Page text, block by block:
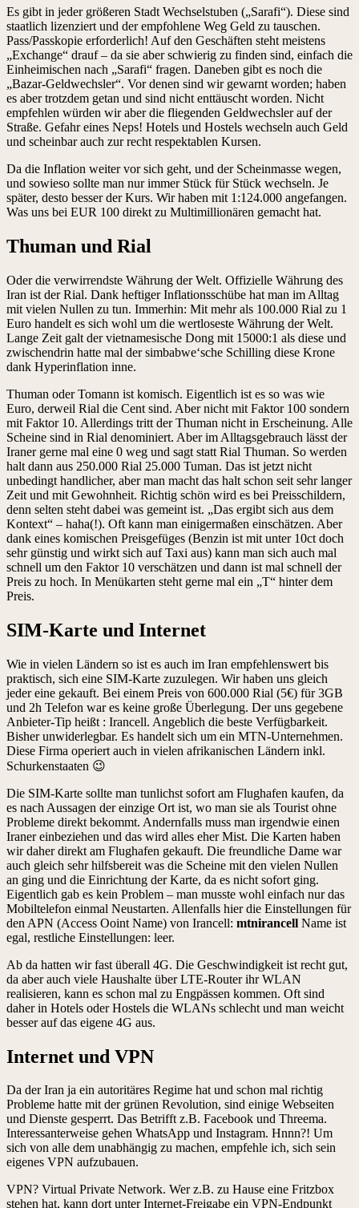
Es gibt in jeder größeren Stadt Wechselstuben („Sarafi“). Diese sind
staatlich lizenziert und der empfohlene Weg Geld zu tauschen.
Pass/Passkopie erforderlich! Auf den Geschäften steht meistens
„Exchange“ drauf – da sie aber schwierig zu finden sind, einfach die
Einheimischen nach „Sarafi“ fragen. Daneben gibt es noch die
„Bazar-Geldwechsler“. Vor denen sind wir gewarnt worden; haben
es aber trotzdem getan und sind nicht enttäuscht worden. Nicht
empfehlen würden wir aber die fliegenden Geldwechsler auf der
Straße. Gefahr eines Neps! Hotels und Hostels wechseln auch Geld
und scheinbar auch zur recht respektablen Kursen.
Da die Inflation weiter vor sich geht, und der Scheinmasse wegen,
und sowieso sollte man nur immer Stück für Stück wechseln. Je
später, desto besser der Kurs. Wir haben mit 1:124.000 angefangen.
Was uns bei EUR 100 direkt zu Multimillionären gemacht hat.
Thuman und Rial
Oder die verwirrendste Währung der Welt. Offizielle Währung des
Iran ist der Rial. Dank heftiger Inflationsschübe hat man im Alltag
mit vielen Nullen zu tun. Immerhin: Mit mehr als 100.000 Rial zu 1
Euro handelt es sich wohl um die wertloseste Währung der Welt.
Lange Zeit galt der vietnamesische Dong mit 15000:1 als diese und
zwischendrin hatte mal der simbabwe‘sche Schilling diese Krone
dank Hyperinflation inne.
Thuman oder Tomann ist komisch. Eigentlich ist es so was wie
Euro, derweil Rial die Cent sind. Aber nicht mit Faktor 100 sondern
mit Faktor 10. Allerdings tritt der Thuman nicht in Erscheinung. Alle
Scheine sind in Rial denominiert. Aber im Alltagsgebrauch lässt der
Iraner gerne mal eine 0 weg und sagt statt Rial Thuman. So werden
halt dann aus 250.000 Rial 25.000 Tuman. Das ist jetzt nicht
unbedingt handlicher, aber man macht das halt schon seit sehr langer
Zeit und mit Gewohnheit. Richtig schön wird es bei Preisschildern,
denn selten steht dabei was gemeint ist. „Das ergibt sich aus dem
Kontext“ – haha(!). Oft kann man einigermaßen einschätzen. Aber
dank eines komischen Preisgefüges (Benzin ist mit unter 10ct doch
sehr günstig und wirkt sich auf Taxi aus) kann man sich auch mal
schnell um den Faktor 10 verschätzen und dann ist mal schnell der
Preis zu hoch. In Menükarten steht gerne mal ein „T“ hinter dem
Preis.
SIM-Karte und Internet
Wie in vielen Ländern so ist es auch im Iran empfehlenswert bis
praktisch, sich eine SIM-Karte zuzulegen. Wir haben uns gleich
jeder eine gekauft. Bei einem Preis von 600.000 Rial (5€) für 3GB
und 2h Telefon war es keine große Überlegung. Der uns gegebene
Anbieter-Tip heißt : Irancell. Angeblich die beste Verfügbarkeit.
Bisher unwiderlegbar. Es handelt sich um ein MTN-Unternehmen.
Diese Firma operiert auch in vielen afrikanischen Ländern inkl.
Schurkenstaaten 😉
Die SIM-Karte sollte man tunlichst sofort am Flughafen kaufen, da
es nach Aussagen der einzige Ort ist, wo man sie als Tourist ohne
Probleme direkt bekommt. Andernfalls muss man irgendwie einen
Iraner einbeziehen und das wird alles eher Mist. Die Karten haben
wir daher direkt am Flughafen gekauft. Die freundliche Dame war
auch gleich sehr hilfsbereit was die Scheine mit den vielen Nullen
an ging und die Einrichtung der Karte, da es nicht sofort ging.
Eigentlich gab es kein Problem – man musste wohl einfach nur das
Mobiltelefon einmal Neustarten. Allenfalls hier die Einstellungen für
den APN (Access Ooint Name) von Irancell: mtnirancell Name ist
egal, restliche Einstellungen: leer.
Ab da hatten wir fast überall 4G. Die Geschwindigkeit ist recht gut,
da aber auch viele Haushalte über LTE-Router ihr WLAN
realisieren, kann es schon mal zu Engpässen kommen. Oft sind
daher in Hotels oder Hostels die WLANs schlecht und man weicht
besser auf das eigene 4G aus.
Internet und VPN
Da der Iran ja ein autoritäres Regime hat und schon mal richtig
Probleme hatte mit der grünen Revolution, sind einige Webseiten
und Dienste gesperrt. Das Betrifft z.B. Facebook und Threema.
Interessanterweise gehen WhatsApp und Instagram. Hnnn?! Um
sich von alle dem unabhängig zu machen, empfehle ich, sich sein
eigenes VPN aufzubauen.
VPN? Virtual Private Network. Wer z.B. zu Hause eine Fritzbox
stehen hat, kann dort unter Internet-Freigabe ein VPN-Endpunkt